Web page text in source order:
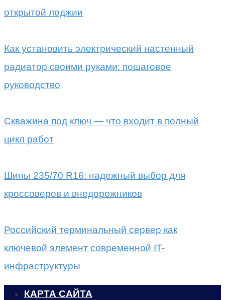
открытой лоджии
Как установить электрический настенный
радиатор своими руками: пошаговое
руководство
Скважина под ключ — что входит в полный
цикл работ
Шины 235/70 R16: надежный выбор для
кроссоверов и внедорожников
Российский терминальный сервер как
ключевой элемент современной IT-
инфраструктуры
КАРТА САЙТА